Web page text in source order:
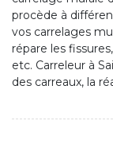
procède à
vos carrelages
répare les
etc. Carreleur à
des carreaux, la